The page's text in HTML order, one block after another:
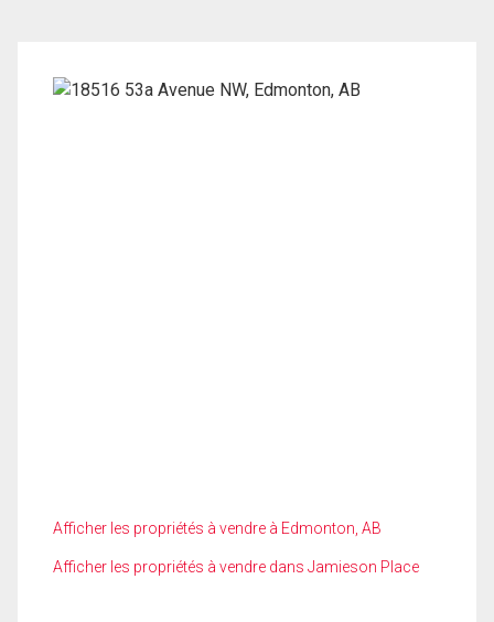
Afficher les propriétés à vendre à Edmonton, AB
Afficher les propriétés à vendre dans Jamieson Place